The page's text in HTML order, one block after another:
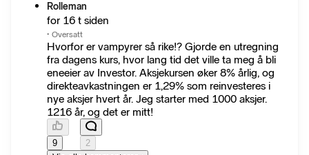
Rolleman
for 16 t siden
· Oversatt
Hvorfor er vampyrer så rike!? Gjorde en utregning
fra dagens kurs, hvor lang tid det ville ta meg å bli
eneeier av Investor. Aksjekursen øker 8% årlig, og
direkteavkastningen er 1,29% som reinvesteres i
nye aksjer hvert år. Jeg starter med 1000 aksjer.
1216 år, og det er mitt!
9
2